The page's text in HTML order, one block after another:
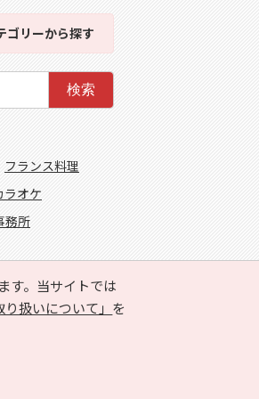
す。当サイトでは
扱いについて」 を
ゴリーから探す
検索
フランス料理
ラオケ
務所